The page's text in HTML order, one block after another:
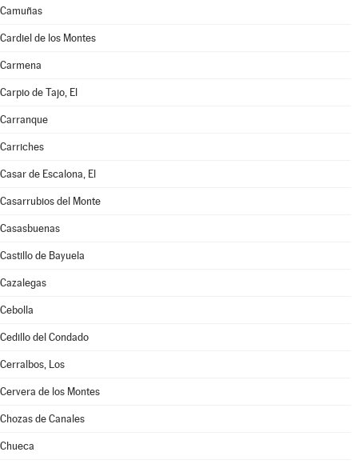
Camuñas
Cardiel de los Montes
Carmena
Carpio de Tajo, El
Carranque
Carriches
Casar de Escalona, El
Casarrubios del Monte
Casasbuenas
Castillo de Bayuela
Cazalegas
Cebolla
Cedillo del Condado
Cerralbos, Los
Cervera de los Montes
Chozas de Canales
Chueca